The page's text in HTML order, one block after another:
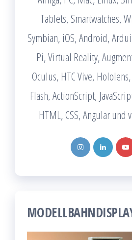
Tablets, Smartwatches,
Symbian, iOS, Android,
Pi, Virtual Reality,
Oculus, HTC Vive,
Flash, ActionScript,
HTML, CSS, Angular und